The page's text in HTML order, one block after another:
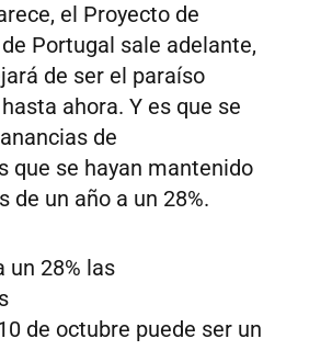
el Proyecto de
Portugal sale adelante,
de ser el paraíso
ahora. Y es que se
de
que se hayan mantenido
de un año a un 28%.
un 28% las
de octubre puede ser un